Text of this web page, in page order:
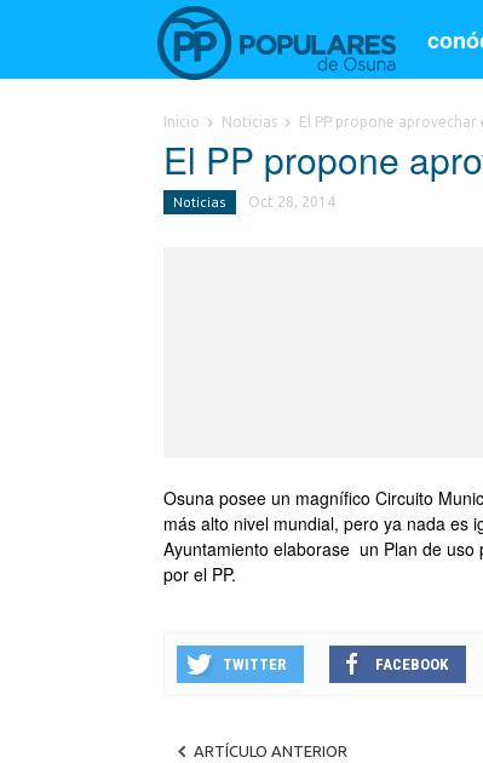
Inicio Noticias El PP propone
El PP propone
Noticias Oct 28, 2014
Osuna posee un magnífico Circuito
más alto nivel mundial, pero ya nada es
Ayuntamiento elaborase un Plan de
por el PP.
TWITTER FACEBOOK
ARTÍCULO ANTERIOR